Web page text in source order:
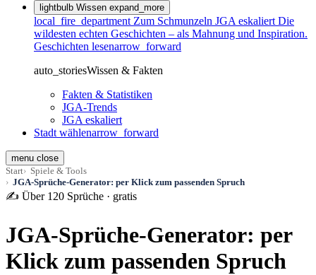
lightbulb Wissen expand_more
local_fire_department Zum Schmunzeln JGA eskaliert Die
wildesten echten Geschichten – als Mahnung und Inspiration.
Geschichten lesenarrow_forward
auto_storiesWissen & Fakten
Fakten & Statistiken
JGA-Trends
JGA eskaliert
Stadt wählenarrow_forward
menu close
Start
Spiele & Tools
JGA-Sprüche-Generator: per Klick zum passenden Spruch
✍️ Über 120 Sprüche · gratis
JGA-Sprüche-Generator: per
Klick zum passenden Spruch